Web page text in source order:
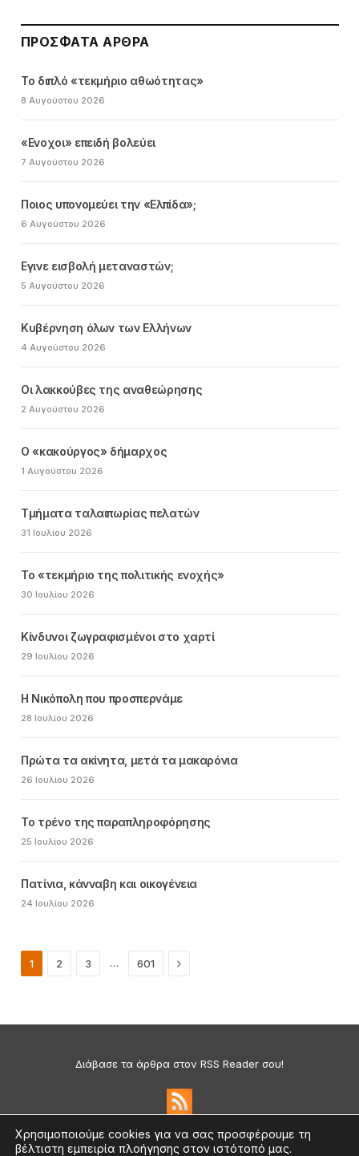
ΠΡΌΣΦΑΤΑ ΆΡΘΡΑ
Το διπλό «τεκμήριο αθωότητας»
8 Αυγούστου 2026
«Ενοχοι» επειδή βολεύει
7 Αυγούστου 2026
Ποιος υπονομεύει την «Ελπίδα»;
6 Αυγούστου 2026
Εγινε εισβολή μεταναστών;
5 Αυγούστου 2026
Κυβέρνηση όλων των Ελλήνων
4 Αυγούστου 2026
Οι λακκούβες της αναθεώρησης
2 Αυγούστου 2026
Ο «κακούργος» δήμαρχος
1 Αυγούστου 2026
Τμήματα ταλαιπωρίας πελατών
31 Ιουλίου 2026
Το «τεκμήριο της πολιτικής ενοχής»
30 Ιουλίου 2026
Κίνδυνοι ζωγραφισμένοι στο χαρτί
29 Ιουλίου 2026
Η Νικόπολη που προσπερνάμε
28 Ιουλίου 2026
Πρώτα τα ακίνητα, μετά τα μακαρόνια
26 Ιουλίου 2026
Το τρένο της παραπληροφόρησης
25 Ιουλίου 2026
Πατίνια, κάνναβη και οικογένεια
24 Ιουλίου 2026
1 2 3 … 601 Next
Διάβασε τα άρθρα στον RSS Reader σου!
Χρησιμοποιούμε cookies για να σας προσφέρουμε τη
βέλτιστη εμπειρία πλοήγησης στον ιστότοπό μας.